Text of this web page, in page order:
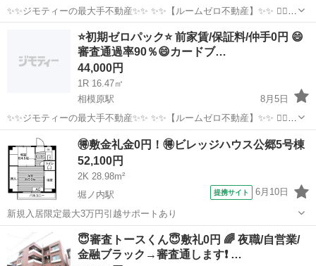
✨✨ジモティーの最大手不動産✨✨ ✨✨【ルームゼロ不動産】✨✨ 🙇‍♂️
🙇‍♂️賃貸の成約件数800件を突破❗️❗️ 🏆🏆🏆🏆🏆🏆🏆🏆🏆🏆🏆🏆 サービ
ス開始からたくさんのお客様に 高評価を頂いて...
湘南台駅 マンション 物件
⭐️初期ゼロパック⭐️ 前家賃/保証料/仲手0円 😄
審査通過率90％😄カードブ…
44,000円
1R 16.47㎡
相模原駅
8月5日
✨✨ジモティーの最大手不動産✨✨ ✨✨【ルームゼロ不動産】✨✨ 🙇‍♂️
🙇‍♂️賃貸の成約件数800件を突破❗️❗️ 🏆🏆🏆🏆🏆🏆🏆🏆🏆🏆🏆🏆 サービ
ス開始からたくさんのお客様に 高評価を頂いて...
神奈川 相模原市 相模原駅 マンション 物件
🉐敷金礼金0円！🉐ビレッジハウス公郷5号棟
52,100円
2K 28.98m²
堀ノ内駅
提携サイト 6月10日
新規入居限定最大3万円引越サポートあり
神奈川 横須賀市 堀ノ内駅 マンション
😇審査トースくん😇敷礼0円 🌈 夜職/自営業/
金融ブラック→審査通します❗️ …